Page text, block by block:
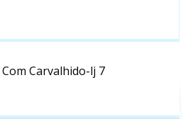
Carvalhido-lj 7